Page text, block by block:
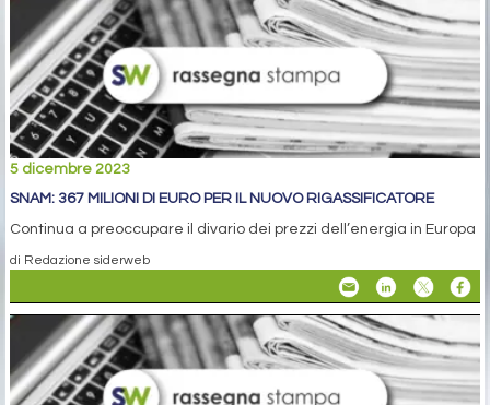
5 dicembre 2023
SNAM: 367 MILIONI DI EURO PER IL NUOVO RIGASSIFICATORE
Continua a preoccupare il divario dei prezzi dell’energia in Europa
di Redazione siderweb